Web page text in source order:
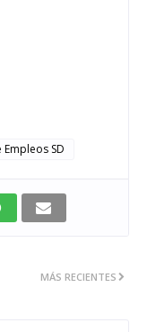
SD
MÁS RECIENTES